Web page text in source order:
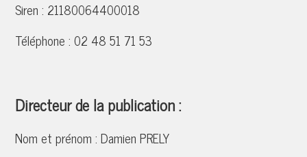
Siren : 21180064400018
Téléphone : 02 48 51 71 53
Directeur de la publication :
Nom et prénom :Damien PRELY